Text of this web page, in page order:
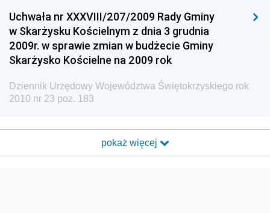
Uchwała nr XXXVIII/207/2009 Rady Gminy
w Skarżysku Kościelnym z dnia 3 grudnia
2009r. w sprawie zmian w budżecie Gminy
Skarżysko Kościelne na 2009 rok
Dziennik Urzędowy Województwa Świętokrzyskiego rok
2010 nr 23 poz. 183
pokaż więcej